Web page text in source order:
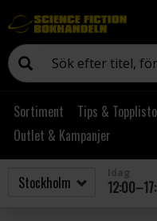
Sortiment Tips &
Outlet & Kampanjer